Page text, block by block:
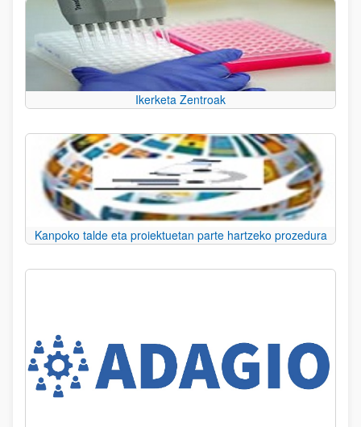
Ikerketa Zentroak
Kanpoko talde eta proiektuetan parte hartzeko prozedura